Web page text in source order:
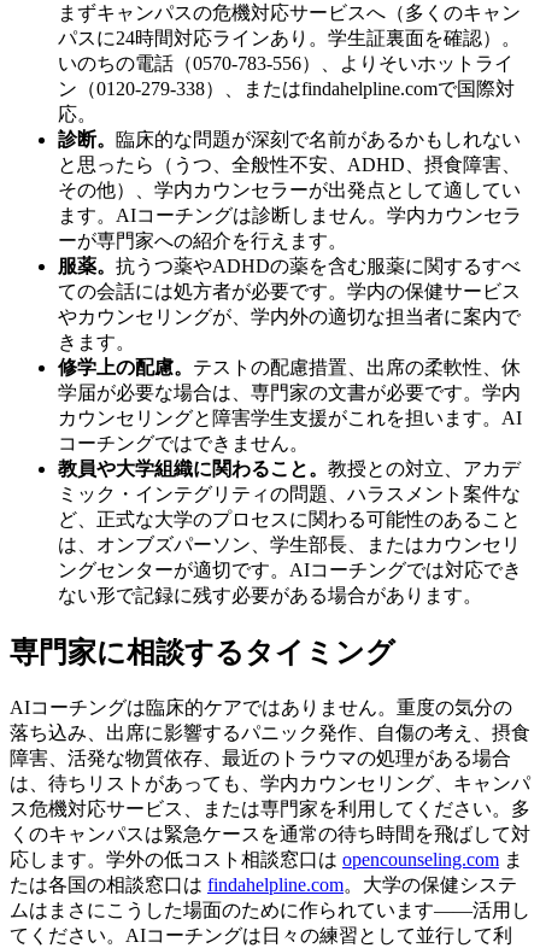
まずキャンパスの危機対応サービスへ（多くのキャン
パスに24時間対応ラインあり。学生証裏面を確認）。
いのちの電話（0570-783-556）、よりそいホットライ
ン（0120-279-338）、またはfindahelpline.comで国際対
応。
診断。 臨床的な問題が深刻で名前があるかもしれない
と思ったら（うつ、全般性不安、ADHD、摂食障害、
その他）、学内カウンセラーが出発点として適してい
ます。AIコーチングは診断しません。学内カウンセラ
ーが専門家への紹介を行えます。
服薬。 抗うつ薬やADHDの薬を含む服薬に関するすべ
ての会話には処方者が必要です。学内の保健サービス
やカウンセリングが、学内外の適切な担当者に案内で
きます。
修学上の配慮。 テストの配慮措置、出席の柔軟性、休
学届が必要な場合は、専門家の文書が必要です。学内
カウンセリングと障害学生支援がこれを担います。AI
コーチングではできません。
教員や大学組織に関わること。 教授との対立、アカデ
ミック・インテグリティの問題、ハラスメント案件な
ど、正式な大学のプロセスに関わる可能性のあること
は、オンブズパーソン、学生部長、またはカウンセリ
ングセンターが適切です。AIコーチングでは対応でき
ない形で記録に残す必要がある場合があります。
専門家に相談するタイミング
AIコーチングは臨床的ケアではありません。重度の気分の
落ち込み、出席に影響するパニック発作、自傷の考え、摂食
障害、活発な物質依存、最近のトラウマの処理がある場合
は、待ちリストがあっても、学内カウンセリング、キャンパ
ス危機対応サービス、または専門家を利用してください。多
くのキャンパスは緊急ケースを通常の待ち時間を飛ばして対
応します。学外の低コスト相談窓口は opencounseling.com ま
たは各国の相談窓口は findahelpline.com。大学の保健システ
ムはまさにこうした場面のために作られています——活用し
てください。AIコーチングは日々の練習として並行して利